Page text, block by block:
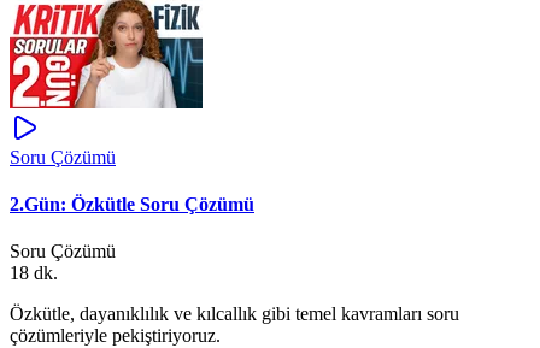
Soru Çözümü
2.Gün: Özkütle Soru Çözümü
Soru Çözümü
18 dk.
Özkütle, dayanıklılık ve kılcallık gibi temel kavramları soru
çözümleriyle pekiştiriyoruz.